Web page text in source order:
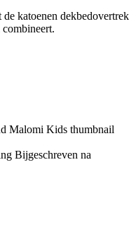
katoenen dekbedovertrek
Bijgeschreven na